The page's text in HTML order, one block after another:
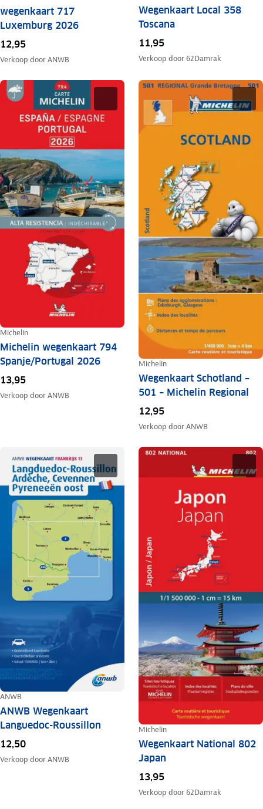
wegenkaart 717
Luxemburg 2026
12,95
Verkoop doorANWB
Wegenkaart Local 358
Toscana
11,95
Verkoop door 62Damrak
Michelin
Michelin wegenkaart 794
Spanje/Portugal 2026
13,95
Verkoop doorANWB
Michelin
Wegenkaart Schotland –
501 – Michelin Regional
12,95
Verkoop doorANWB
ANWB
ANWB Wegenkaart
Languedoc-Roussillon
12,50
Verkoop doorANWB
Michelin
Wegenkaart National 802
Japan
13,95
Verkoop door 62Damrak